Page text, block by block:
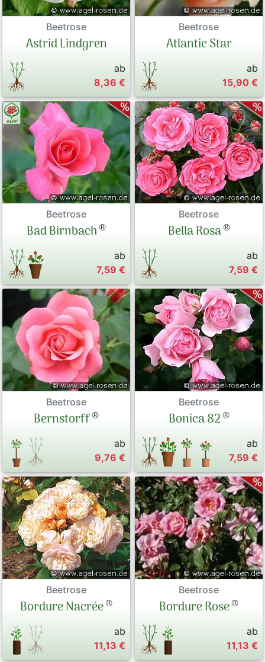
Beetrose
Astrid Lindgren
ab
8,36 €
Beetrose
Atlantic Star
ab
15,90 €
Beetrose
Bad Birnbach®
ab
7,59 €
Beetrose
Bella Rosa®
ab
7,59 €
Beetrose
Bernstorff®
ab
9,76 €
Beetrose
Bonica 82®
ab
7,59 €
Beetrose
Bordure Nacrée®
ab
11,13 €
Beetrose
Bordure Rose®
ab
11,13 €